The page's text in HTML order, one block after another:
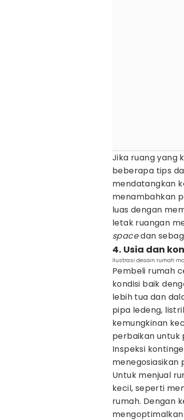
Jika ruang yang
beberapa tips
mendatangkan
menambahkan
luas dengan
letak ruangan
spacedan
4. Usia dan
Ilustrasi desain rumah
Pembeli rumah
kondisi baik
lebih tua dan
pipa ledeng,
kemungkinan
perbaikan untuk
Inspeksi
menegosiasikan
Untuk menjual
kecil, seperti
rumah. Dengan